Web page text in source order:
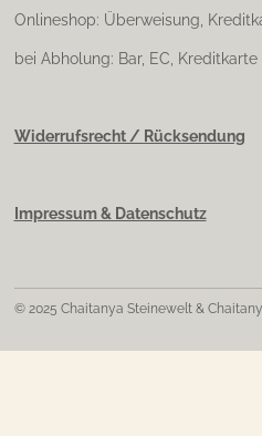
Onlineshop: Überweisung,
bei Abholung: Bar, EC, Kreditkarte
Widerrufsrecht / Rücksendung
Impressum & Datenschutz
© 2025 Chaitanya Steinewelt &